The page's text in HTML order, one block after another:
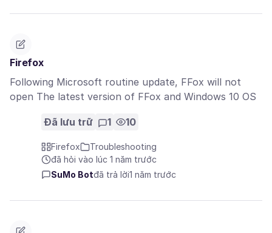
Firefox
Following Microsoft routine update, FFox will not
open The latest version of FFox and Windows 10 OS
Đã lưu trữ 1 10
Firefox
Troubleshooting
đã hỏi vào lúc 1 năm trước
SuMo Botđã trả lời1 năm trước